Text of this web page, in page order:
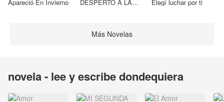
Apareció En Invierno DESPERTÓ A LA Elegí luchar por ti
Más Novelas
novela - lee y escribe dondequiera